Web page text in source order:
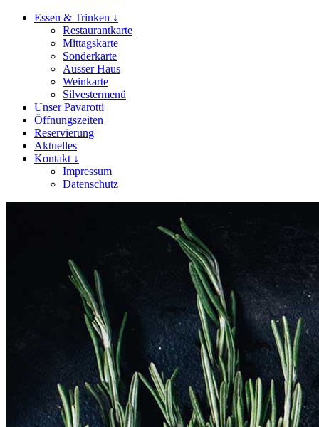
Essen & Trinken ↓
Restaurantkarte
Mittagskarte
Sonderkarte
Ausser Haus
Weinkarte
Silvestermenü
Unser Pavarotti
Öffnungszeiten
Reservierung
Aktuelles
Kontakt ↓
Impressum
Datenschutz